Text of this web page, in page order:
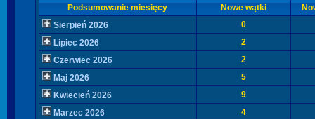
Podsumowanie miesięcy
Nowe wątki
Sierpień 2026
0
Lipiec 2026
2
Czerwiec 2026
2
Maj 2026
5
Kwiecień 2026
9
Marzec 2026
4